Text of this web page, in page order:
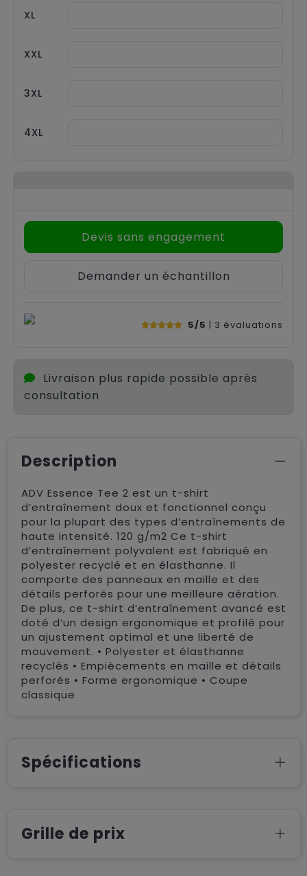
XL
XXL
3XL
4XL
Devis sans engagement
Demander un échantillon
5/5 | 3 évaluations
Livraison plus rapide possible après
consultation
Description
ADV Essence Tee 2 est un t-shirt
d’entraînement doux et fonctionnel conçu
pour la plupart des types d’entraînements de
haute intensité. 120 g/m2 Ce t-shirt
d’entraînement polyvalent est fabriqué en
polyester recyclé et en élasthanne. Il
comporte des panneaux en maille et des
détails perforés pour une meilleure aération.
De plus, ce t-shirt d’entraînement avancé est
doté d’un design ergonomique et profilé pour
un ajustement optimal et une liberté de
mouvement. • Polyester et élasthanne
recyclés • Empiècements en maille et détails
perforés • Forme ergonomique • Coupe
classique
Spécifications
Grille de prix